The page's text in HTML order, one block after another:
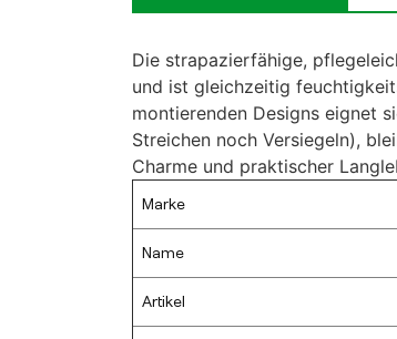
Die strapazierfähige,
und ist gleichzeitig
montierenden Designs eignet
Streichen noch Versiegeln),
Charme und praktischer
Marke
Name
Artikel